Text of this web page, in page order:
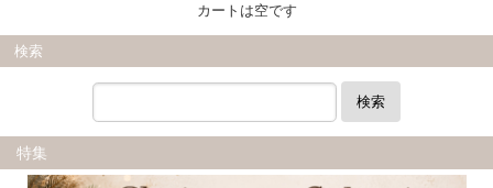
カートは空です
検索
検索
特集